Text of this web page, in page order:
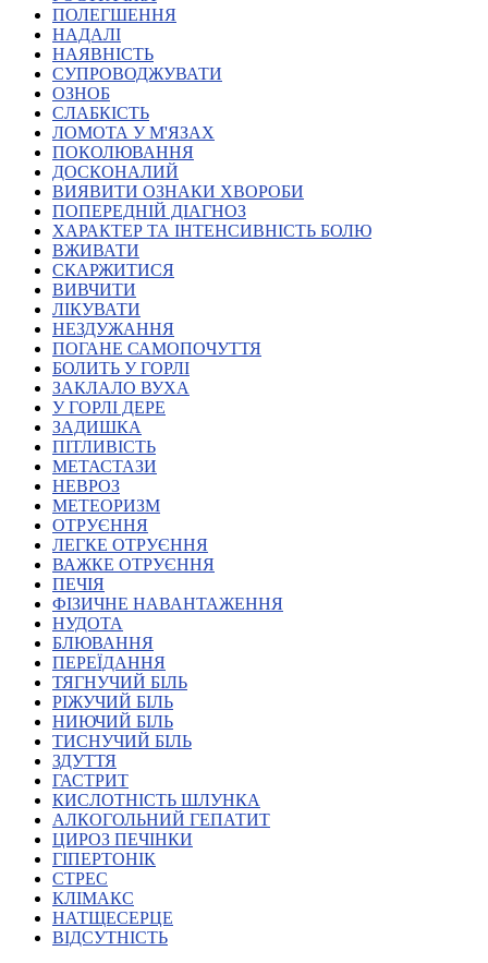
Безбар'єрність для глухих
Волинська область
Дніпропетровська область
Донецька область
Житомирська область
Закарпатська область
Запорізька область
Івано-Франківська область
Київ
Київська область
Миколаївська область
Одеська область
Полтавська область
Рівненська область
Сумська область
Тернопільська область
Херсонська область
Хмельницька область
Черкаська область
Чернігівська область
Особи відповідальні за контактування з
питань укладення договорів
Вивчаємо жестову мову
Дитяча сторінка
Новини про жестову мову
Ресурс для вивчення жестових мов різних країн
ЦУЖМ
Проєкт "Жестова мова для поліцейських"
Про шахрайські схеми
ВІКТОРИНА
На допомогу військовим
Медична термінологія жестовою мовою
ПОЛЕГШЕННЯ
НАДАЛІ
НАЯВНІСТЬ
СУПРОВОДЖУВАТИ
ОЗНОБ
СЛАБКІСТЬ
ЛОМОТА У М'ЯЗАХ
ПОКОЛЮВАННЯ
ДОСКОНАЛИЙ
ВИЯВИТИ ОЗНАКИ ХВОРОБИ
ПОПЕРЕДНІЙ ДІАГНОЗ
ХАРАКТЕР ТА ІНТЕНСИВНІСТЬ БОЛЮ
ВЖИВАТИ
СКАРЖИТИСЯ
ВИВЧИТИ
ЛІКУВАТИ
НЕЗДУЖАННЯ
ПОГАНЕ САМОПОЧУТТЯ
БОЛИТЬ У ГОРЛІ
ЗАКЛАЛО ВУХА
У ГОРЛІ ДЕРЕ
ЗАДИШКА
ПІТЛИВІСТЬ
МЕТАСТАЗИ
НЕВРОЗ
МЕТЕОРИЗМ
ОТРУЄННЯ
ЛЕГКЕ ОТРУЄННЯ
ВАЖКЕ ОТРУЄННЯ
ПЕЧІЯ
ФІЗИЧНЕ НАВАНТАЖЕННЯ
НУДОТА
БЛЮВАННЯ
ПЕРЕЇДАННЯ
ТЯГНУЧИЙ БІЛЬ
РІЖУЧИЙ БІЛЬ
НИЮЧИЙ БІЛЬ
ТИСНУЧИЙ БІЛЬ
ЗДУТТЯ
ГАСТРИТ
КИСЛОТНІСТЬ ШЛУНКА
АЛКОГОЛЬНИЙ ГЕПАТИТ
ЦИРОЗ ПЕЧІНКИ
ГІПЕРТОНІК
СТРЕС
КЛІМАКС
НАТЩЕСЕРЦЕ
ВІДСУТНІСТЬ